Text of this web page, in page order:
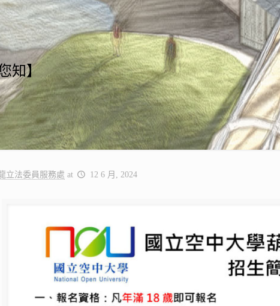
知】
立法委員服務處 at 12 6 月, 2024